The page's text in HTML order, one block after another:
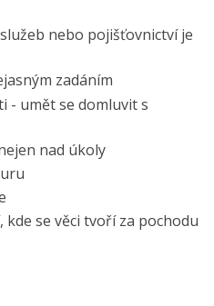
nebo pojišťovnictví je
zadáním
- umět se domluvit s
nad úkoly
se věci tvoří za pochodu